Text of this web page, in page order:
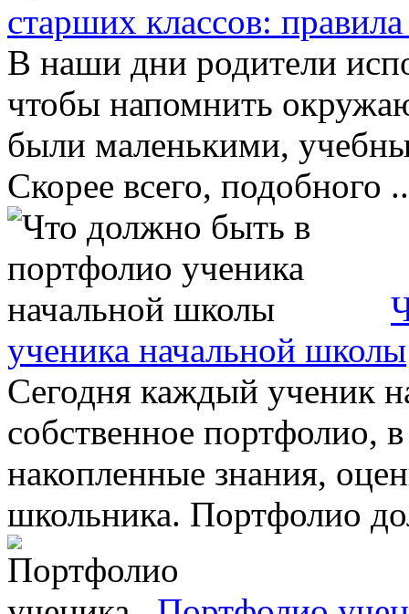
старших классов:
В наши дни родители
чтобы напомнить
были маленькими,
Скорее всего, подобного
ученика начальной школы
Сегодня каждый ученик
собственное портфолио,
накопленные знания,
школьника. Портфолио